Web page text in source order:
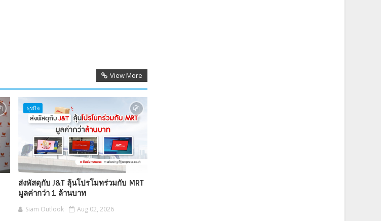
View More
ธุรกิจ
ส่งพัสดุกับ J&T ลุ้นโปรโมทร่วมกับ MRT
มูลค่ากว่า 1 ล้านบาท
Siam Outlook Aug 02, 2026